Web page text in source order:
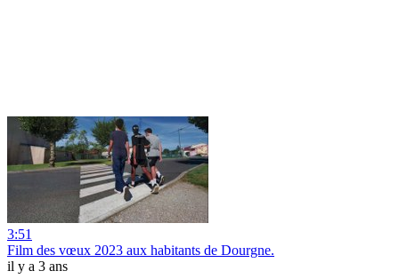
3:51
Film des vœux 2023 aux habitants de Dourgne.
il y a 3 ans